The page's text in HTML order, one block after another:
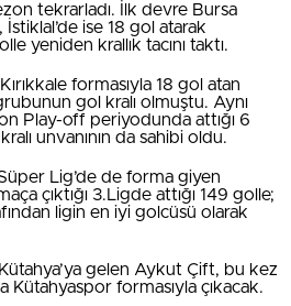
tekrarladı. İlk devre Bursa
ise 18 gol atarak
yeniden krallık tacını taktı.
formasıyla 18 gol atan
gol kralı olmuştu. Aynı
Play-off periyodunda attığı 6
unvanının da sahibi oldu.
Lig’de de forma giyen
çıktığı 3.Ligde attığı 149 golle;
ligin en iyi golcüsü olarak
gelen Aykut Çift, bu kez
Kütahyaspor formasıyla çıkacak.